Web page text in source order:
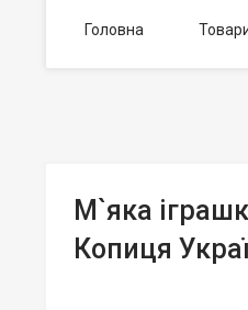
Головна
М`яка
Копиця